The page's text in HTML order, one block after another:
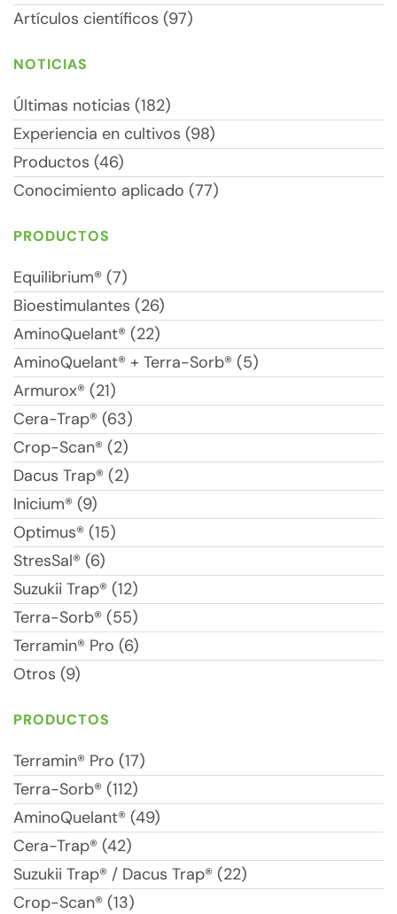
Artículos científicos (97)
NOTICIAS
Últimas noticias (182)
Experiencia en cultivos (98)
Productos (46)
Conocimiento aplicado (77)
PRODUCTOS
Equilibrium® (7)
Bioestimulantes (26)
AminoQuelant® (22)
AminoQuelant® + Terra-Sorb® (5)
Armurox® (21)
Cera-Trap® (63)
Crop-Scan® (2)
Dacus Trap® (2)
Inicium® (9)
Optimus® (15)
StresSal® (6)
Suzukii Trap® (12)
Terra-Sorb® (55)
Terramin® Pro (6)
Otros (9)
PRODUCTOS
Terramin® Pro (17)
Terra-Sorb® (112)
AminoQuelant® (49)
Cera-Trap® (42)
Suzukii Trap® / Dacus Trap® (22)
Crop-Scan® (13)